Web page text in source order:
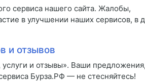
сервиса нашего сайта. Жалобы,
в улучшении наших сервисов, в
и отзывов
и отзывы». Ваши предложения,
Бурза.РФ — не стесняйтесь!